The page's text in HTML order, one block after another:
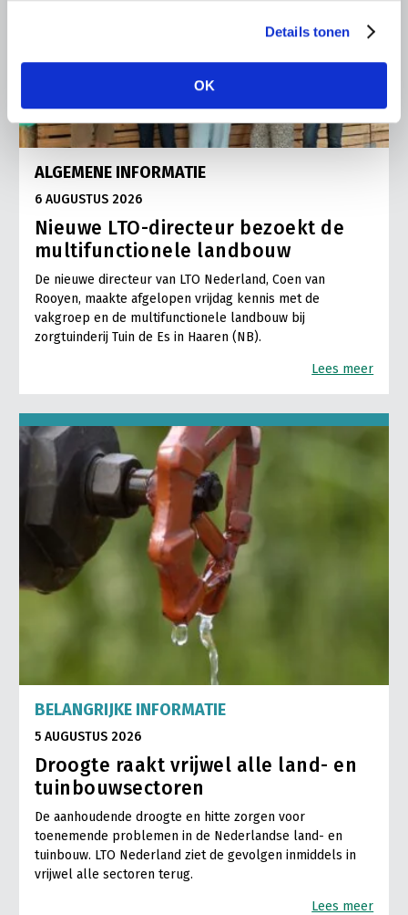
Details tonen
OK
ALGEMENE INFORMATIE
6 AUGUSTUS 2026
Nieuwe LTO-directeur bezoekt de
multifunctionele landbouw
De nieuwe directeur van LTO Nederland, Coen van
Rooyen, maakte afgelopen vrijdag kennis met de
vakgroep en de multifunctionele landbouw bij
zorgtuinderij Tuin de Es in Haaren (NB).
Lees meer
BELANGRIJKE INFORMATIE
5 AUGUSTUS 2026
Droogte raakt vrijwel alle land- en
tuinbouwsectoren
De aanhoudende droogte en hitte zorgen voor
toenemende problemen in de Nederlandse land- en
tuinbouw. LTO Nederland ziet de gevolgen inmiddels in
vrijwel alle sectoren terug.
Lees meer